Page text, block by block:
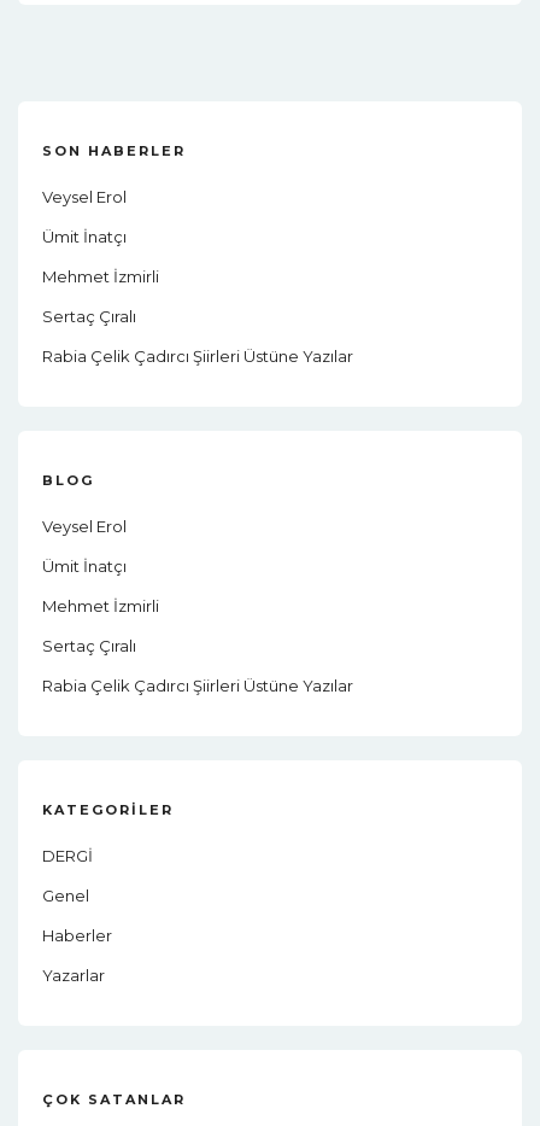
SON HABERLER
Veysel Erol
Ümit İnatçı
Mehmet İzmirli
Sertaç Çıralı
Rabia Çelik Çadırcı Şiirleri Üstüne Yazılar
BLOG
Veysel Erol
Ümit İnatçı
Mehmet İzmirli
Sertaç Çıralı
Rabia Çelik Çadırcı Şiirleri Üstüne Yazılar
KATEGORILER
DERGİ
Genel
Haberler
Yazarlar
ÇOK SATANLAR